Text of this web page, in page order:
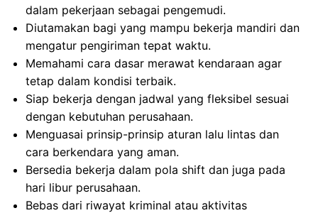
dalam pekerjaan sebagai pengemudi.
Diutamakan bagi yang mampu bekerja mandiri dan
mengatur pengiriman tepat waktu.
Memahami cara dasar merawat kendaraan agar
tetap dalam kondisi terbaik.
Siap bekerja dengan jadwal yang fleksibel sesuai
dengan kebutuhan perusahaan.
Menguasai prinsip-prinsip aturan lalu lintas dan
cara berkendara yang aman.
Bersedia bekerja dalam pola shift dan juga pada
hari libur perusahaan.
Bebas dari riwayat kriminal atau aktivitas